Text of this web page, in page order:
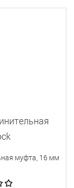
муфта, 16 мм